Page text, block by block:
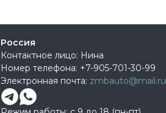
Россия
Контактное лицо: Нина
Номер телефона: +7-905-701-30-99
Электронная почта: zmbauto@mail.ru